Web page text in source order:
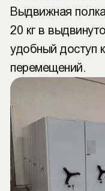
Выдвижная
20 кг в
удобный доступ
перемещений.